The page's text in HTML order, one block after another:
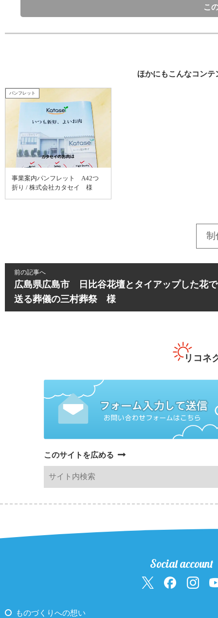
こ
ほかにもこんなコン
パンフレット
事業案内パンフレット A42つ
折り / 株式会社カタセイ 様
制
前の記事へ
広島県広島市 日比谷花壇とタイアップした花で
送る葬儀の三村葬祭 様
リコネ
このサイトを広める
Social account
ものづくりへの想い